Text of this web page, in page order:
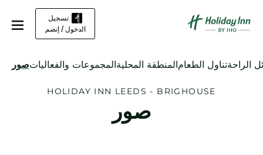
تسجيل
الدخول / إنضم
الراحةتناول الطعامالمنطقة المحليةالمجموعات والفعالياتصور
HOLIDAY INN LEEDS - BRIGHOUSE
صور